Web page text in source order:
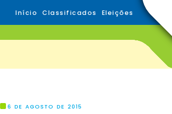
Início Classificados Eleições
6 DE AGOSTO DE 2015